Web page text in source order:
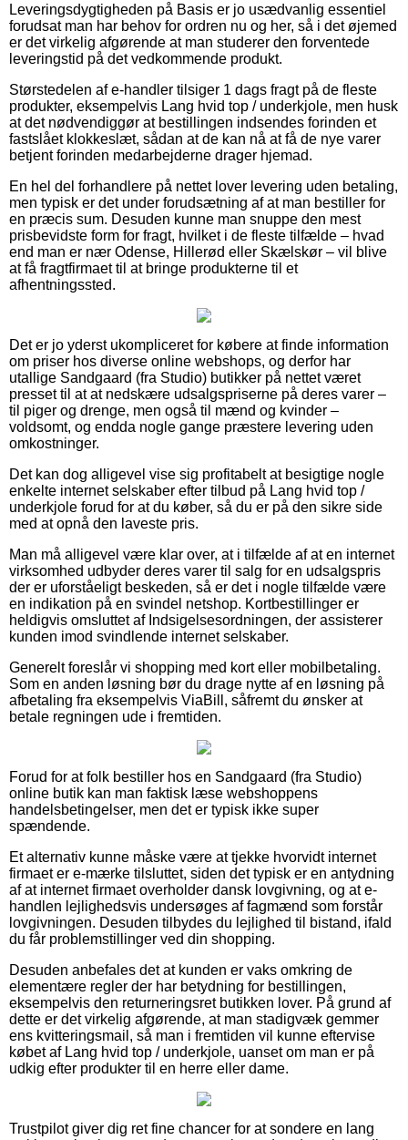
Leveringsdygtigheden på Basis er jo usædvanlig essentiel
forudsat man har behov for ordren nu og her, så i det øjemed
er det virkelig afgørende at man studerer den forventede
leveringstid på det vedkommende produkt.
Størstedelen af e-handler tilsiger 1 dags fragt på de fleste
produkter, eksempelvis Lang hvid top / underkjole, men husk
at det nødvendiggør at bestillingen indsendes forinden et
fastslået klokkeslæt, sådan at de kan nå at få de nye varer
betjent forinden medarbejderne drager hjemad.
En hel del forhandlere på nettet lover levering uden betaling,
men typisk er det under forudsætning af at man bestiller for
en præcis sum. Desuden kunne man snuppe den mest
prisbevidste form for fragt, hvilket i de fleste tilfælde – hvad
end man er nær Odense, Hillerød eller Skælskør – vil blive
at få fragtfirmaet til at bringe produkterne til et
afhentningssted.
Det er jo yderst ukompliceret for købere at finde information
om priser hos diverse online webshops, og derfor har
utallige Sandgaard (fra Studio) butikker på nettet været
presset til at at nedskære udsalgspriserne på deres varer –
til piger og drenge, men også til mænd og kvinder –
voldsomt, og endda nogle gange præstere levering uden
omkostninger.
Det kan dog alligevel vise sig profitabelt at besigtige nogle
enkelte internet selskaber efter tilbud på Lang hvid top /
underkjole forud for at du køber, så du er på den sikre side
med at opnå den laveste pris.
Man må alligevel være klar over, at i tilfælde af at en internet
virksomhed udbyder deres varer til salg for en udsalgspris
der er uforståeligt beskeden, så er det i nogle tilfælde være
en indikation på en svindel netshop. Kortbestillinger er
heldigvis omsluttet af Indsigelsesordningen, der assisterer
kunden imod svindlende internet selskaber.
Generelt foreslår vi shopping med kort eller mobilbetaling.
Som en anden løsning bør du drage nytte af en løsning på
afbetaling fra eksempelvis ViaBill, såfremt du ønsker at
betale regningen ude i fremtiden.
Forud for at folk bestiller hos en Sandgaard (fra Studio)
online butik kan man faktisk læse webshoppens
handelsbetingelser, men det er typisk ikke super
spændende.
Et alternativ kunne måske være at tjekke hvorvidt internet
firmaet er e-mærke tilsluttet, siden det typisk er en antydning
af at internet firmaet overholder dansk lovgivning, og at e-
handlen lejlighedsvis undersøges af fagmænd som forstår
lovgivningen. Desuden tilbydes du lejlighed til bistand, ifald
du får problemstillinger ved din shopping.
Desuden anbefales det at kunden er vaks omkring de
elementære regler der har betydning for bestillingen,
eksempelvis den returneringsret butikken lover. På grund af
dette er det virkelig afgørende, at man stadigvæk gemmer
ens kvitteringsmail, så man i fremtiden vil kunne eftervise
købet af Lang hvid top / underkjole, uanset om man er på
udkig efter produkter til en herre eller dame.
Trustpilot giver dig ret fine chancer for at sondere en lang